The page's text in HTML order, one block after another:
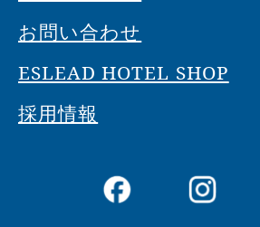
お問い合わせ
ESLEAD HOTEL SHOP
採用情報